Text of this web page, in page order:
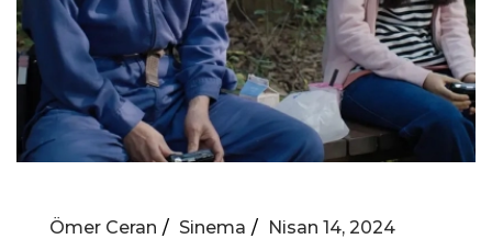
Ömer Ceran Sinema Nisan 14, 2024